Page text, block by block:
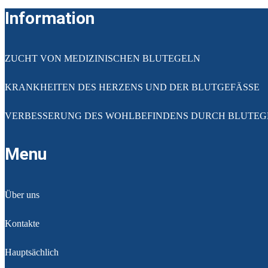
Information
ZUCHT VON MEDIZINISCHEN BLUTEGELN
KRANKHEITEN DES HERZENS UND DER BLUTGEFÄSSE
VERBESSERUNG DES WOHLBEFINDENS DURCH
Menu
Über uns
Kontakte
Hauptsächlich